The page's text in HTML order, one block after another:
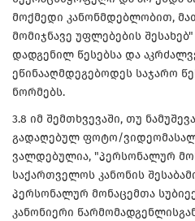
მოქმედი კანონმდებლობით,
მომიჯნავე უფლებების
დადგენილ წესებსა და
ეწინააღმდეგებოდეს საჯარო
ნორმებს.
3.8 იმ შემთხვევაში, თუ
გადაღებულ ფოტო/
ვალდებულია, "პერსონალურ
საქართველოს კანონის
პერსონალურ მონაცემთა
კანონიერი